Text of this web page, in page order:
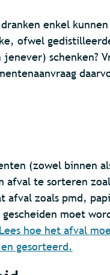
enkel
ofwel
jenever) schenken?
(zowel binnen
afval te sorteren
afval zoals pmd,
moet
Lees hoe het afval
gesorteerd.